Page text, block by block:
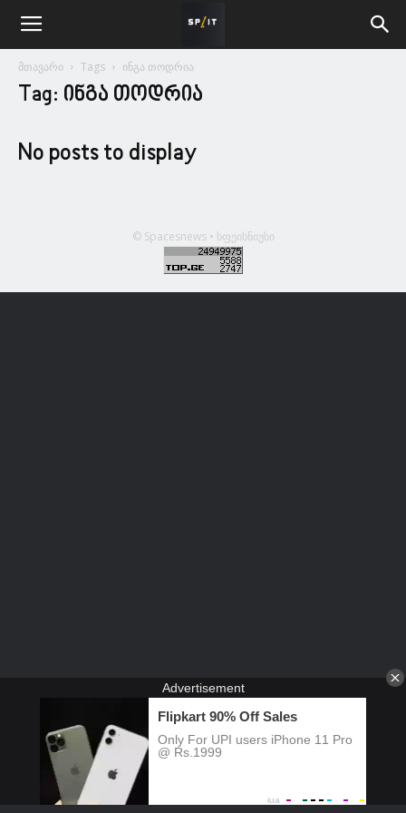
მთავარი Tags ინგა თოდრია
Tag: ინგა თოდრია
No posts to display
© Spacesnews • სფეისნიუსი